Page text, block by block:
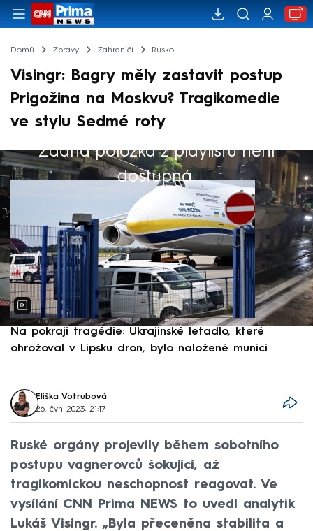
Domů Zprávy Zahraničí Rusko
Visingr: Bagry měly zastavit postup
Prigožina na Moskvu? Tragikomedie
ve stylu Sedmé roty
Žádná položka z playlistu není
dostupná.
Výběr redakce
Na pokraji tragédie: Ukrajinské letadlo, které
ohrožoval v Lipsku dron, bylo naložené municí
Eliška Votrubová
26. čvn 2023, 21:17
Ruské orgány projevily během sobotního
postupu vagnerovců šokující, až
tragikomickou neschopnost reagovat. Ve
vysílání CNN Prima NEWS to uvedl analytik
Lukáš Visingr. „Byla přeceněna stabilita a